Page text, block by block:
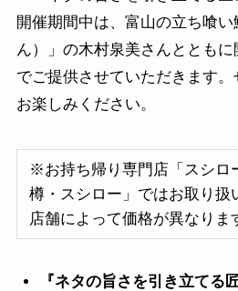
開催期間中は、富山の立ち喰
ん）」の木村泉美さんととも
でご提供させていただきます
お楽しみください。
※お持ち帰り専門店「スシロ
樽・スシロー」ではお取り
店舗によって価格が異なりま
『ネタの旨さを引き立てる